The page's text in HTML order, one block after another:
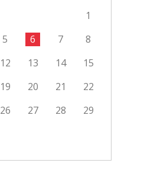
1
5 6 7
8
12 13 14
15
19 20 21
22
26 27 28
29